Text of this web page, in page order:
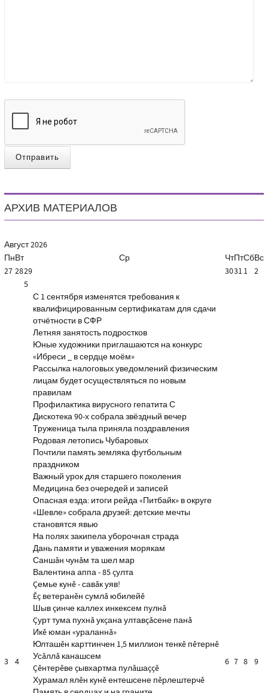
Отправить
АРХИВ МАТЕРИАЛОВ
Август2026
ПнВт Ср ЧтПтСбВс
27 2829 30311 2
3 4
5
С 1 сентября изменятся требования к
квалифицированным сертификатам для сдачи
отчётности в СФР
Летняя занятость подростков
Юные художники приглашаются на конкурс
«Ибреси _ в сердце моём»
Рассылка налоговых уведомлений физическим
лицам будет осуществляться по новым
правилам
Профилактика вирусного гепатита С
Дискотека 90-х собрала звёздный вечер
Труженица тыла приняла поздравления
Родовая летопись Чубаровых
Почтили память земляка футбольным
праздником
Важный урок для старшего поколения
Медицина без очередей и записей
Опасная езда: итоги рейда «Питбайк» в округе
«Шевле» собрала друзей: детские мечты
становятся явью
На полях закипела уборочная страда
Дань памяти и уважения морякам
Саншăн чунăм та шел мар
Валентина аппа - 85 çулта
Çемье кунĕ - савăк уяв!
Ĕç ветеранĕн сумлă юбилейĕ
Шыв çинче каллех инкексем пулнă
Çурт тума пухнă укçана ултавçăсене панă
Икĕ юман «ураланнă»
Юлташĕн карттинчен 1,5 миллион тенкĕ пĕтернĕ
Усăллă канашсем
Çĕнтерĕве çывхартма пулăшаççĕ
Хурамал ялĕн кунĕ ентешсене пĕрлештерчĕ
6 7 8 9